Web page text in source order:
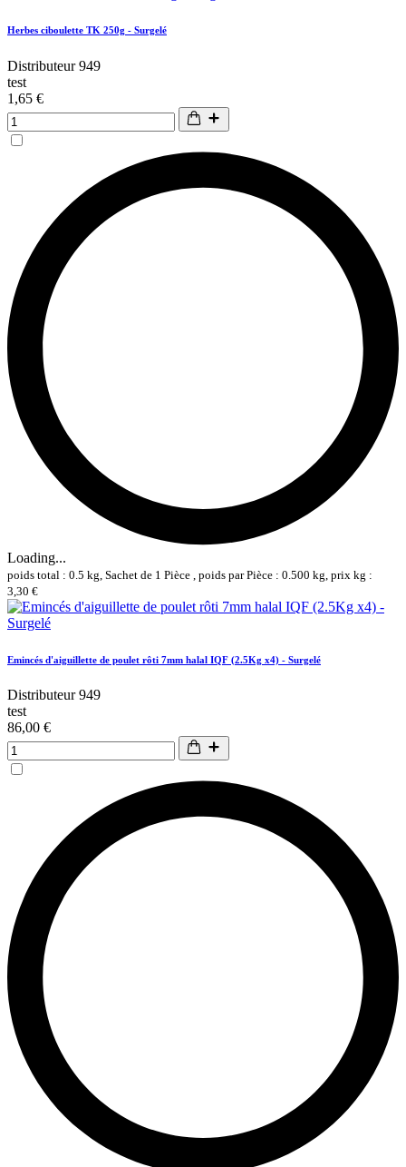
Herbes ciboulette TK 250g - Surgelé
Distributeur 949
test
1,65 €
Loading...
poids total : 0.5 kg, Sachet de 1 Pièce , poids par Pièce : 0.500 kg, prix kg :
3,30 €
Emincés d'aiguillette de poulet rôti 7mm halal IQF (2.5Kg x4) - Surgelé
Distributeur 949
test
86,00 €